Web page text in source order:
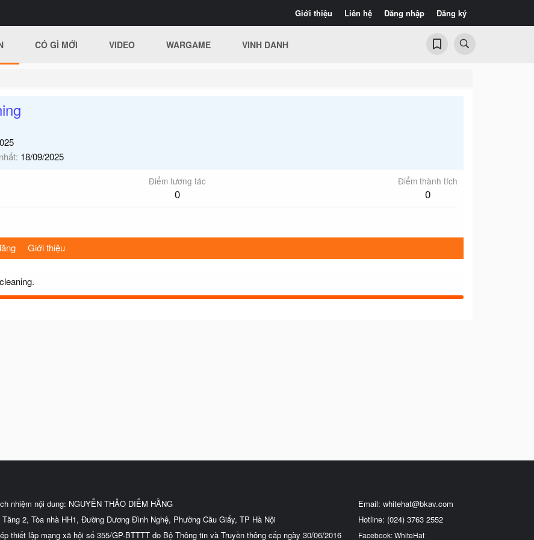
Giới thiệu Liên hệ Đăng nhập Đăng ký
CÓ GÌ MỚI VIDEO WARGAME VINH DANH
18/09/2025
Điểm tương tác
0
Điểm thành tích
0
Giới thiệu
nhiệm nội dung: NGUYỄN THẢO DIỄM HẰNG
2, Tòa nhà HH1, Đường Dương Đình Nghệ, Phường Cầu Giấy, TP Hà Nội
thiết lập mạng xã hội số 355/GP-BTTTT do Bộ Thông tin và Truyền thông cấp ngày 30/06/2016
Email: whitehat@bkav.com
Hotline: (024) 3763 2552
Facebook: WhiteHat